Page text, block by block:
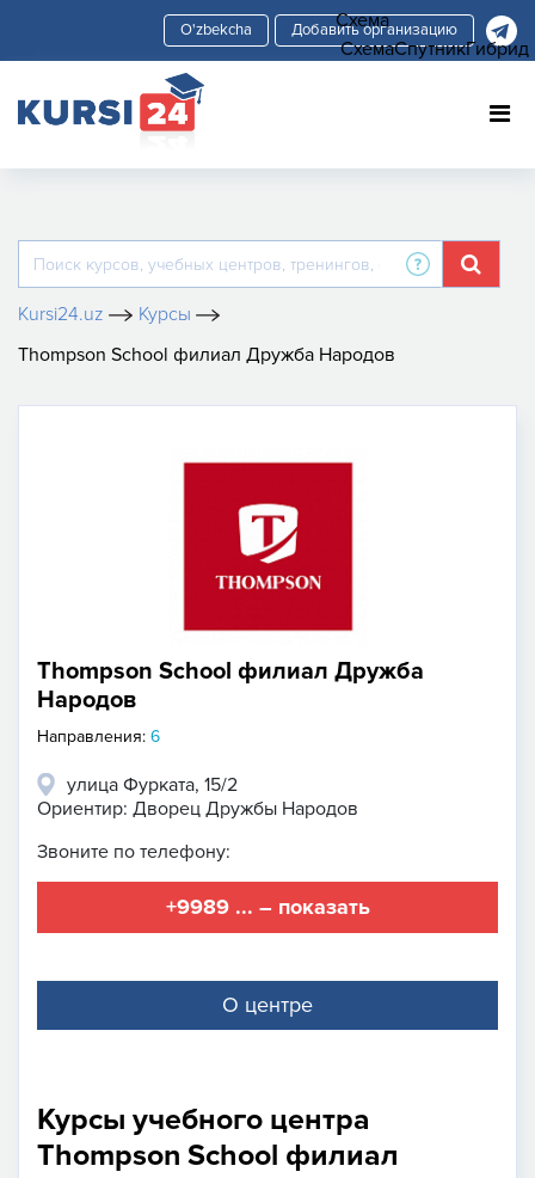
Добавить организацию
Kursi24.uz
Курсы
Thompson School филиал Дружба Народов
Thompson School филиал Дружба
Народов
Направления: 6
улица Фурката, 15/2
Ориентир: Дворец Дружбы Народов
Звоните по телефону:
+9989 ... – показать
О центре
Курсы учебного центра
Thompson School филиал
Схема
СхемаСпутникГибрид